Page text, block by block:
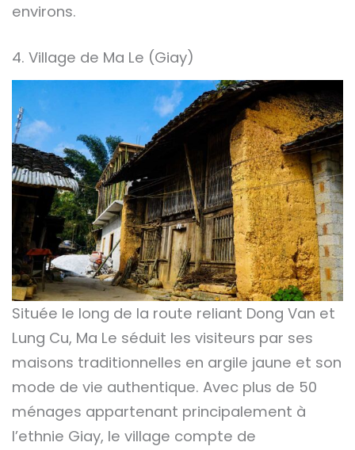
environs.
4. Village de Ma Le (Giay)
Située le long de la route reliant Dong Van et
Lung Cu, Ma Le séduit les visiteurs par ses
maisons traditionnelles en argile jaune et son
mode de vie authentique. Avec plus de 50
ménages appartenant principalement à
l’ethnie Giay, le village compte de